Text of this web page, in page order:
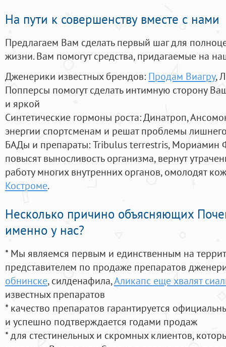
На пути к совершенству вместе с нами
Предлагаем Вам сделать первый шаг для
жизни. Вам помогут средства, придагаемые на
Дженерики известных брендов: Продам Виагру,
Попперсы помогут сделать интимную сторону
и яркой
Синтетические гормоны роста: Динатроп,
энергии спортсменам и решат проблемы
БАДы и препараты:Tribulus terrestris, Мориамин
повысят выносливость организма, вернут
работу многих внутренних органов, омолодят
Костроме.
Несколько причино объясняющих
именно у нас?
* Мы являемся первым и единственным на
представителем по продаже препаратов
обнинске, силденафила,Аликапс еще хвалят
известных препаратов
* качество препаратов гарантируется
и успешно подтверждается годами продаж
* для стестинельных и скромных клиентов,